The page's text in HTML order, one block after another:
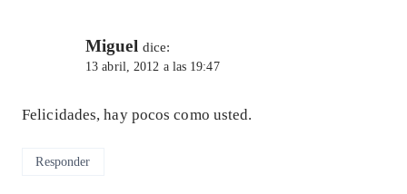
Miguel dice:
13 abril, 2012 a las 19:47
Felicidades, hay pocos como usted.
Responder